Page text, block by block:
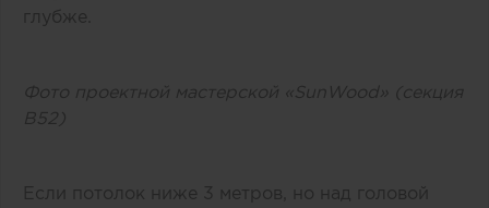
глубже.
Фото проектной мастерской «SunWood» (секция
B52)
Если потолок ниже 3 метров, но над головой